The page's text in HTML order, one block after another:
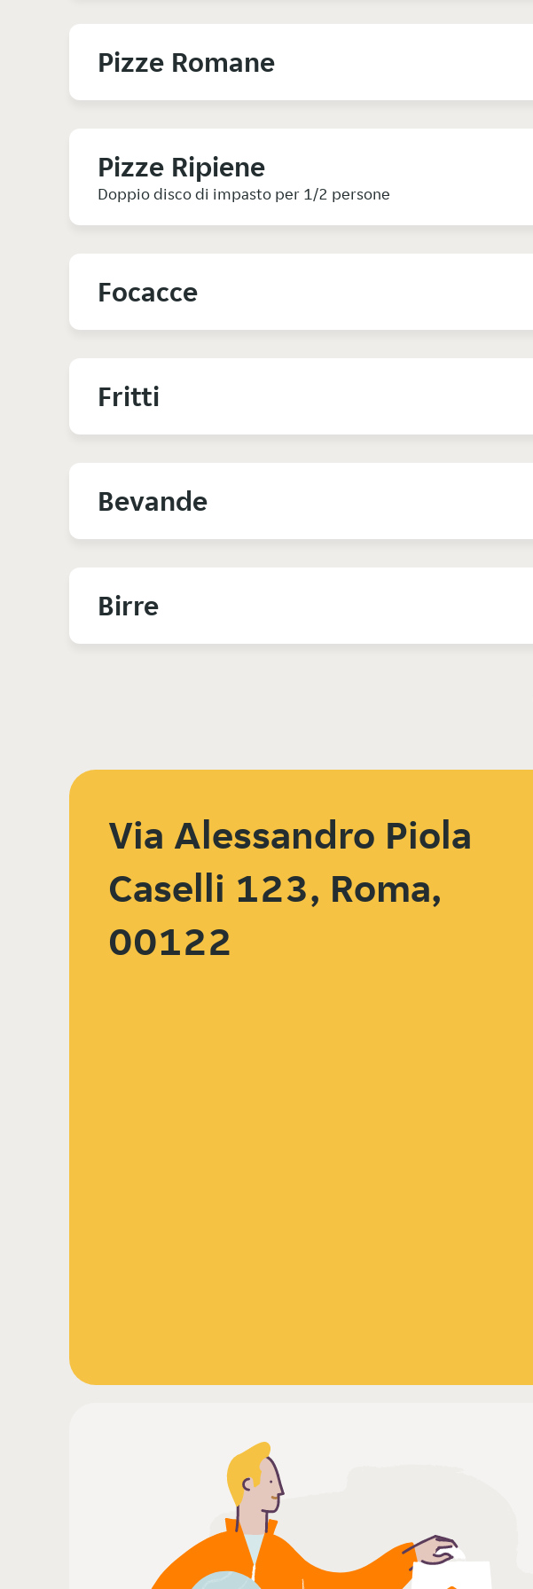
Pizze Romane
Pizze Ripiene
Doppio disco di impasto per 1/2 persone
Focacce
Fritti
Bevande
Birre
Via Alessandro Piola
Caselli 123, Roma,
00122